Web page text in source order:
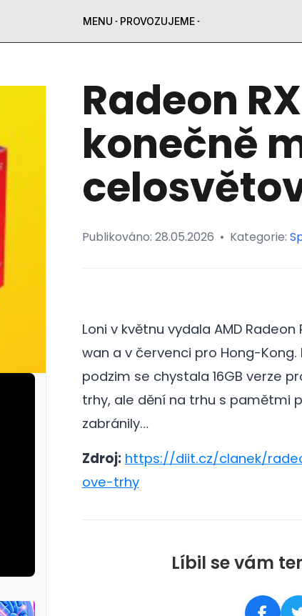
MENU PROVOZUJEME
Radeon
konečně
Publikováno: 28.05.2026 • Kategorie:
Loni v květnu vydala AMD
wan a v červenci pro Hong-Kong.
podzim se chystala 16GB verze
trhy, ale dění na trhu s pamětmi
zabránily…
Zdroj: https://diit.cz/clanek/
ove-trhy
Líbil se vám